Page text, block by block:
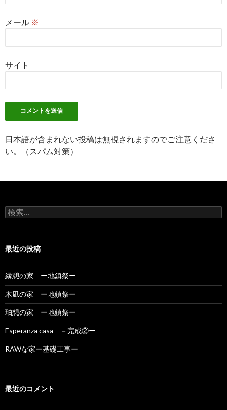
メール ※
サイト
日本語が含まれない投稿は無視されますのでご注意くださ
い。（スパム対策）
検
索:
最近の投稿
縁憩の家 ー地鎮祭ー
木凪の家 ー地鎮祭ー
珀想の家 ー地鎮祭ー
Esperanza casa －完成②ー
RAWな家ー基礎工事ー
最近のコメント